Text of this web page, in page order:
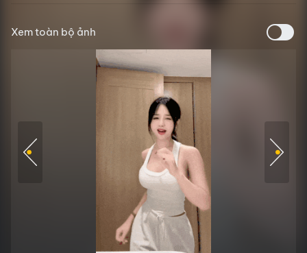
Xem toàn bộ ảnh